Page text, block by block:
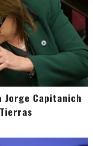
Capitanich